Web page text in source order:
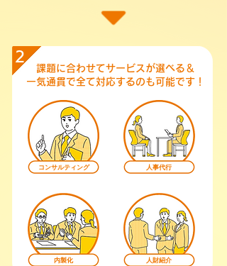
課題に合わせてサービスが選べる＆
一気通貫で全て対応するのも可能です！
コンサルティング 人事代行
内製化 人財紹介
2